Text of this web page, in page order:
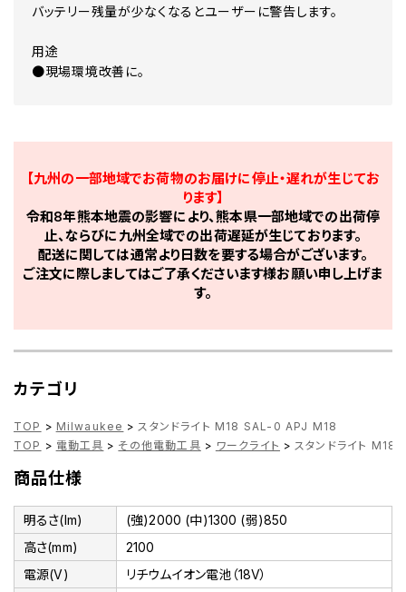
バッテリー残量が少なくなるとユーザーに警告します。
用途
●現場環境改善に。
【九州の一部地域でお荷物のお届けに停止・遅れが生じてお
ります】
令和8年熊本地震の影響により、熊本県一部地域での出荷停
止、ならびに九州全域での出荷遅延が生じております。
配送に関しては通常より日数を要する場合がございます。
ご注文に際しましてはご了承くださいます様お願い申し上げま
す。
カテゴリ
TOP > Milwaukee > スタンドライト M18 SAL-0 APJ M18
TOP > 電動工具 > その他電動工具 > ワークライト > スタンドライト
商品仕様
明るさ(lm)
(強)2000 (中)1300 (弱)850
高さ(mm)
2100
電源(V)
リチウムイオン電池（18V）